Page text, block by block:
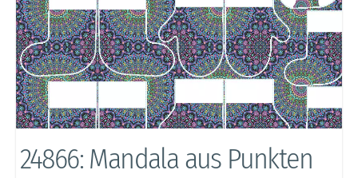
24866: Mandala aus Punkten